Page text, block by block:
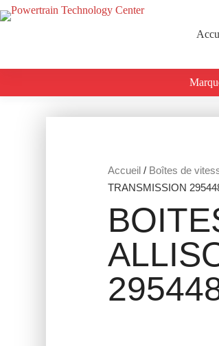
Accueil / Boîtes de
TRANSMISSION